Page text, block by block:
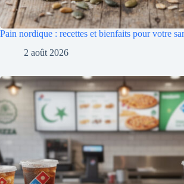
Pain nordique : recettes et bienfaits pour votre
2 août 2026